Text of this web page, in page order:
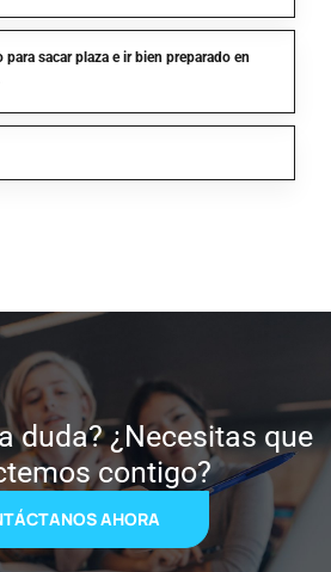
sacar plaza e ir bien preparado en
duda? ¿Necesitas que
contigo?
AHORA